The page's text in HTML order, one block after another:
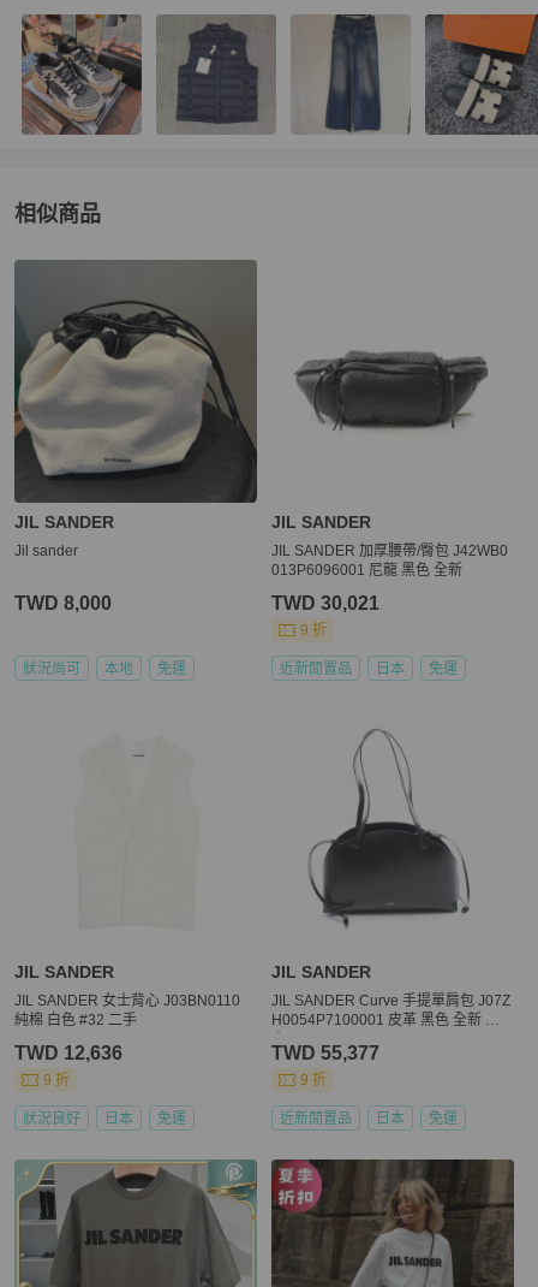
相似商品
更多相似JIL SANDER女裝推薦精品
JIL SANDER
Jil sander
TWD 8,000
狀況尚可 本地 免運
JIL SANDER
JIL SANDER 加厚腰帶/臀包 J42WB0
013P6096001 尼龍 黑色 全新
TWD 30,021
9 折
近新閒置品 日本 免運
JIL SANDER
JIL SANDER 女士背心 J03BN0110
純棉 白色 #32 二手
TWD 12,636
9 折
狀況良好 日本 免運
JIL SANDER
JIL SANDER Curve 手提單肩包 J07Z
H0054P7100001 皮革 黑色 全新 女
TWD 55,377
9 折
近新閒置品 日本 免運